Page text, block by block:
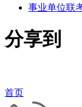
事业单位联
分享到
首页